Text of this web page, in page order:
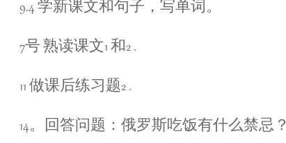
9.4 学新课文和句子，写单词。
7号 熟读课文1 和2 .
11 做课后练习题2 .
14。回答问题：俄罗斯吃饭有什么禁忌？